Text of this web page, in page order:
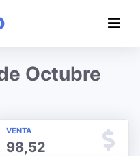
Octubre
VENTA
98,52